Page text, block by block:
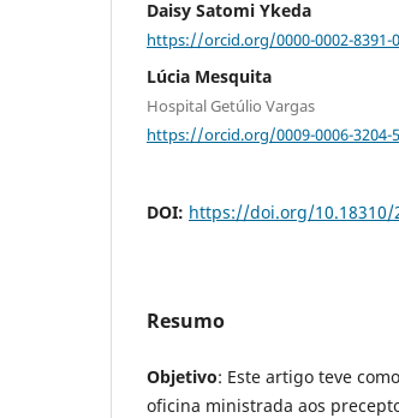
Daisy Satomi Ykeda
https://orcid.org/0000-0002-8391-
Lúcia Mesquita
Hospital Getúlio Vargas
https://orcid.org/0009-0006-3204-
DOI: https://doi.org/10.18310/
Resumo
Objetivo: Este artigo teve
oficina ministrada aos